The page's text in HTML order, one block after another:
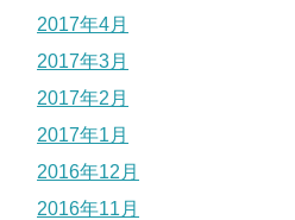
2017年4月
2017年3月
2017年2月
2017年1月
2016年12月
2016年11月